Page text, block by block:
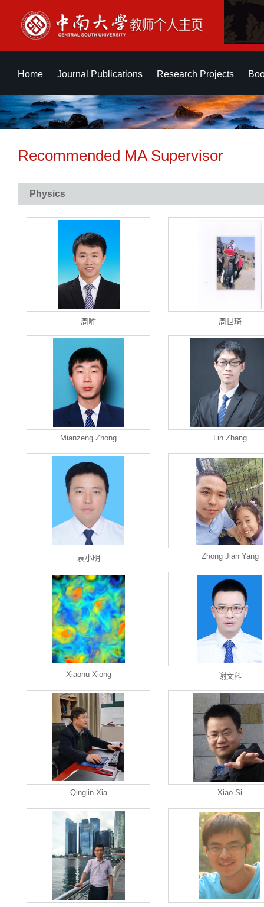
Home Journal Publications Research Projects
Recommended MA Supervisor
Physics
周喻 周世琦
Mianzeng Zhong Lin Zhang
袁小明 Zhong Jian Yang
Xiaonu Xiong 谢文科
Qinglin Xia Xiao Si